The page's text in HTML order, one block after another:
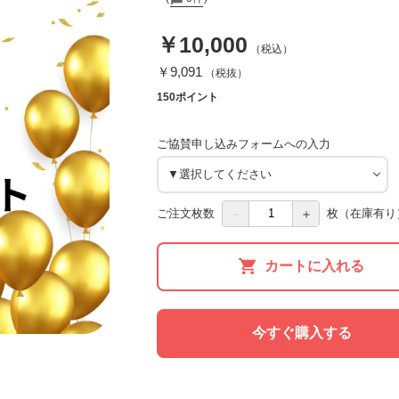
￥10,000 （税込）
￥9,091 （税抜）
150ポイント
ご協賛申し込みフォームへの入力
ご注文枚数 ＋ 枚 （在庫有
カートに入れる
今すぐ購入する